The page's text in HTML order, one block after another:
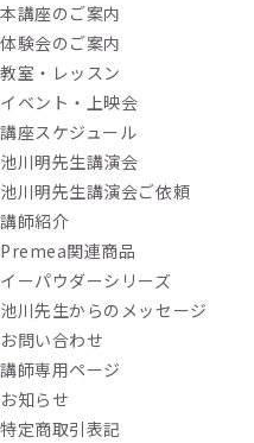
本講座のご案内
体験会のご案内
教室・レッスン
イベント・上映会
講座スケジュール
池川明先生講演会
池川明先生講演会ご依頼
講師紹介
Premea関連商品
イーパウダーシリーズ
池川先生からのメッセージ
お問い合わせ
講師専用ページ
お知らせ
特定商取引表記